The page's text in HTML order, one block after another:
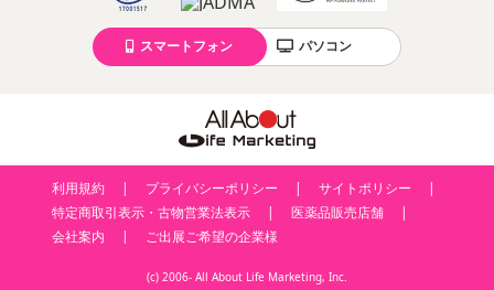
スマートフォン パソコン
利用規約 プライバシーポリシー
サイトポリシー
特定商取引表示・古物営業法表示
医薬品販売店舗
会社案内
ご出展ご希望の企業様
(c) 2006- All About Life Marketing, Inc.